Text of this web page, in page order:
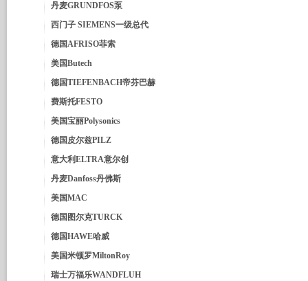
丹麦GRUNDFOS泵
西门子 SIEMENS一级总代
德国AFRISO菲索
美国Butech
德国TIEFENBACH帝芬巴赫
费斯托FESTO
美国宝丽Polysonics
德国皮尔兹PILZ
意大利ELTRA意尔创
丹麦Danfoss丹佛斯
美国MAC
德国图尔克TURCK
德国HAWE哈威
美国米顿罗MiltonRoy
瑞士万福乐WANDFLUH